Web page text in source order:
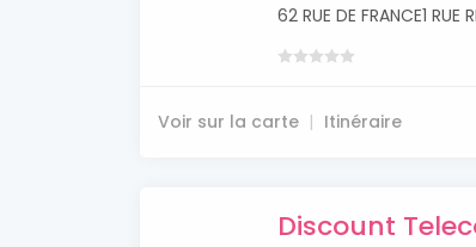
62 RUE DE FRANCE1 RUE
Voir sur la carte Itinéraire
Discount